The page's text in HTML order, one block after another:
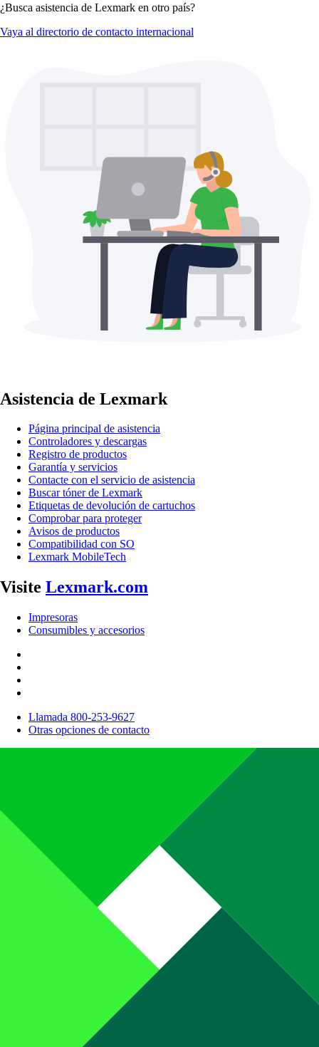
¿Busca asistencia de Lexmark en otro país?
Vaya al directorio de contacto internacional
Asistencia de Lexmark
Página principal de asistencia
Controladores y descargas
Registro de productos
Garantía y servicios
Contacte con el servicio de asistencia
Buscar tóner de Lexmark
Etiquetas de devolución de cartuchos
Comprobar para proteger
Avisos de productos
Compatibilidad con SO
Lexmark MobileTech
Visite Lexmark.com
Impresoras
Consumibles y accesorios
Llamada 800-253-9627
Otras opciones de contacto